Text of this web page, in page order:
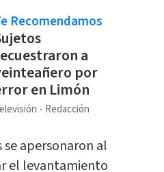
Recomendamos
a
por
en Limón
Redacción
apersonaron al
el levantamiento